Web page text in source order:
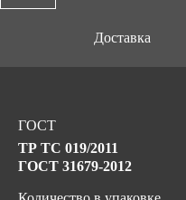
Доставка
ГОСТ
ТР ТС 019/2011
ГОСТ 31679-2012